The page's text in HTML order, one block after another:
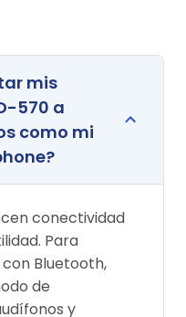
mis
570 a
como mi
conectividad
Para
Bluetooth,
de
y